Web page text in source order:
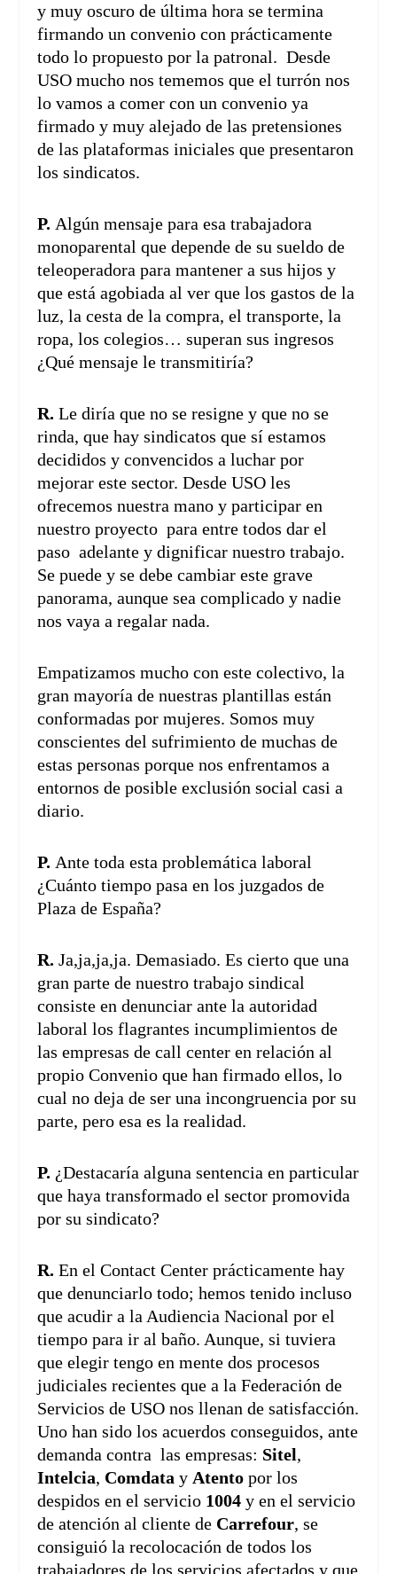
y muy oscuro de última hora se termina
firmando un convenio con prácticamente
todo lo propuesto por la patronal. Desde
USO mucho nos tememos que el turrón nos
lo vamos a comer con un convenio ya
firmado y muy alejado de las pretensiones
de las plataformas iniciales que presentaron
los sindicatos.
P. Algún mensaje para esa trabajadora
monoparental que depende de su sueldo de
teleoperadora para mantener a sus hijos y
que está agobiada al ver que los gastos de la
luz, la cesta de la compra, el transporte, la
ropa, los colegios… superan sus ingresos
¿Qué mensaje le transmitiría?
R.Le diría que no se resigne y que no se
rinda, que hay sindicatos que sí estamos
decididos y convencidos a luchar por
mejorar este sector. Desde USO les
ofrecemos nuestra mano y participar en
nuestro proyecto para entre todos dar el
paso adelante y dignificar nuestro trabajo.
Se puede y se debe cambiar este grave
panorama, aunque sea complicado y nadie
nos vaya a regalar nada.
Empatizamos mucho con este colectivo, la
gran mayoría de nuestras plantillas están
conformadas por mujeres. Somos muy
conscientes del sufrimiento de muchas de
estas personas porque nos enfrentamos a
entornos de posible exclusión social casi a
diario.
P. Ante toda esta problemática laboral
¿Cuánto tiempo pasa en los juzgados de
Plaza de España?
R.Ja,ja,ja,ja. Demasiado. Es cierto que una
gran parte de nuestro trabajo sindical
consiste en denunciar ante la autoridad
laboral los flagrantes incumplimientos de
las empresas de call center en relación al
propio Convenio que han firmado ellos, lo
cual no deja de ser una incongruencia por su
parte, pero esa es la realidad.
P. ¿Destacaría alguna sentencia en particular
que haya transformado el sector promovida
por su sindicato?
R.En el Contact Center prácticamente hay
que denunciarlo todo; hemos tenido incluso
que acudir a la Audiencia Nacional por el
tiempo para ir al baño. Aunque, si tuviera
que elegir tengo en mente dos procesos
judiciales recientes que a la Federación de
Servicios de USO nos llenan de satisfacción.
Uno han sido los acuerdos conseguidos, ante
demanda contra las empresas: Sitel,
Intelcia, Comdata y Atento por los
despidos en el servicio 1004 y en el servicio
de atención al cliente de Carrefour, se
consiguió la recolocación de todos los
trabajadores de los servicios afectados y que